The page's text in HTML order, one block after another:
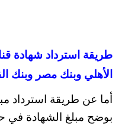
طريقة استرداد شهادة
الأهلي وبنك مصر وبنك
أما عن طريقة استرداد
بوضح مبلغ الشهادة في